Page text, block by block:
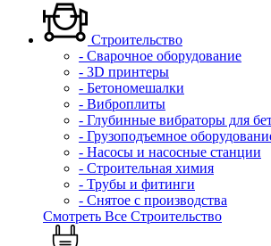
Строительство
- Сварочное оборудование
- 3D принтеры
- Бетономешалки
- Виброплиты
- Глубинные вибраторы для
- Грузоподъемное
- Насосы и насосные станции
- Строительная химия
- Трубы и фитинги
- Снятое с производства
Смотреть Все Строительство